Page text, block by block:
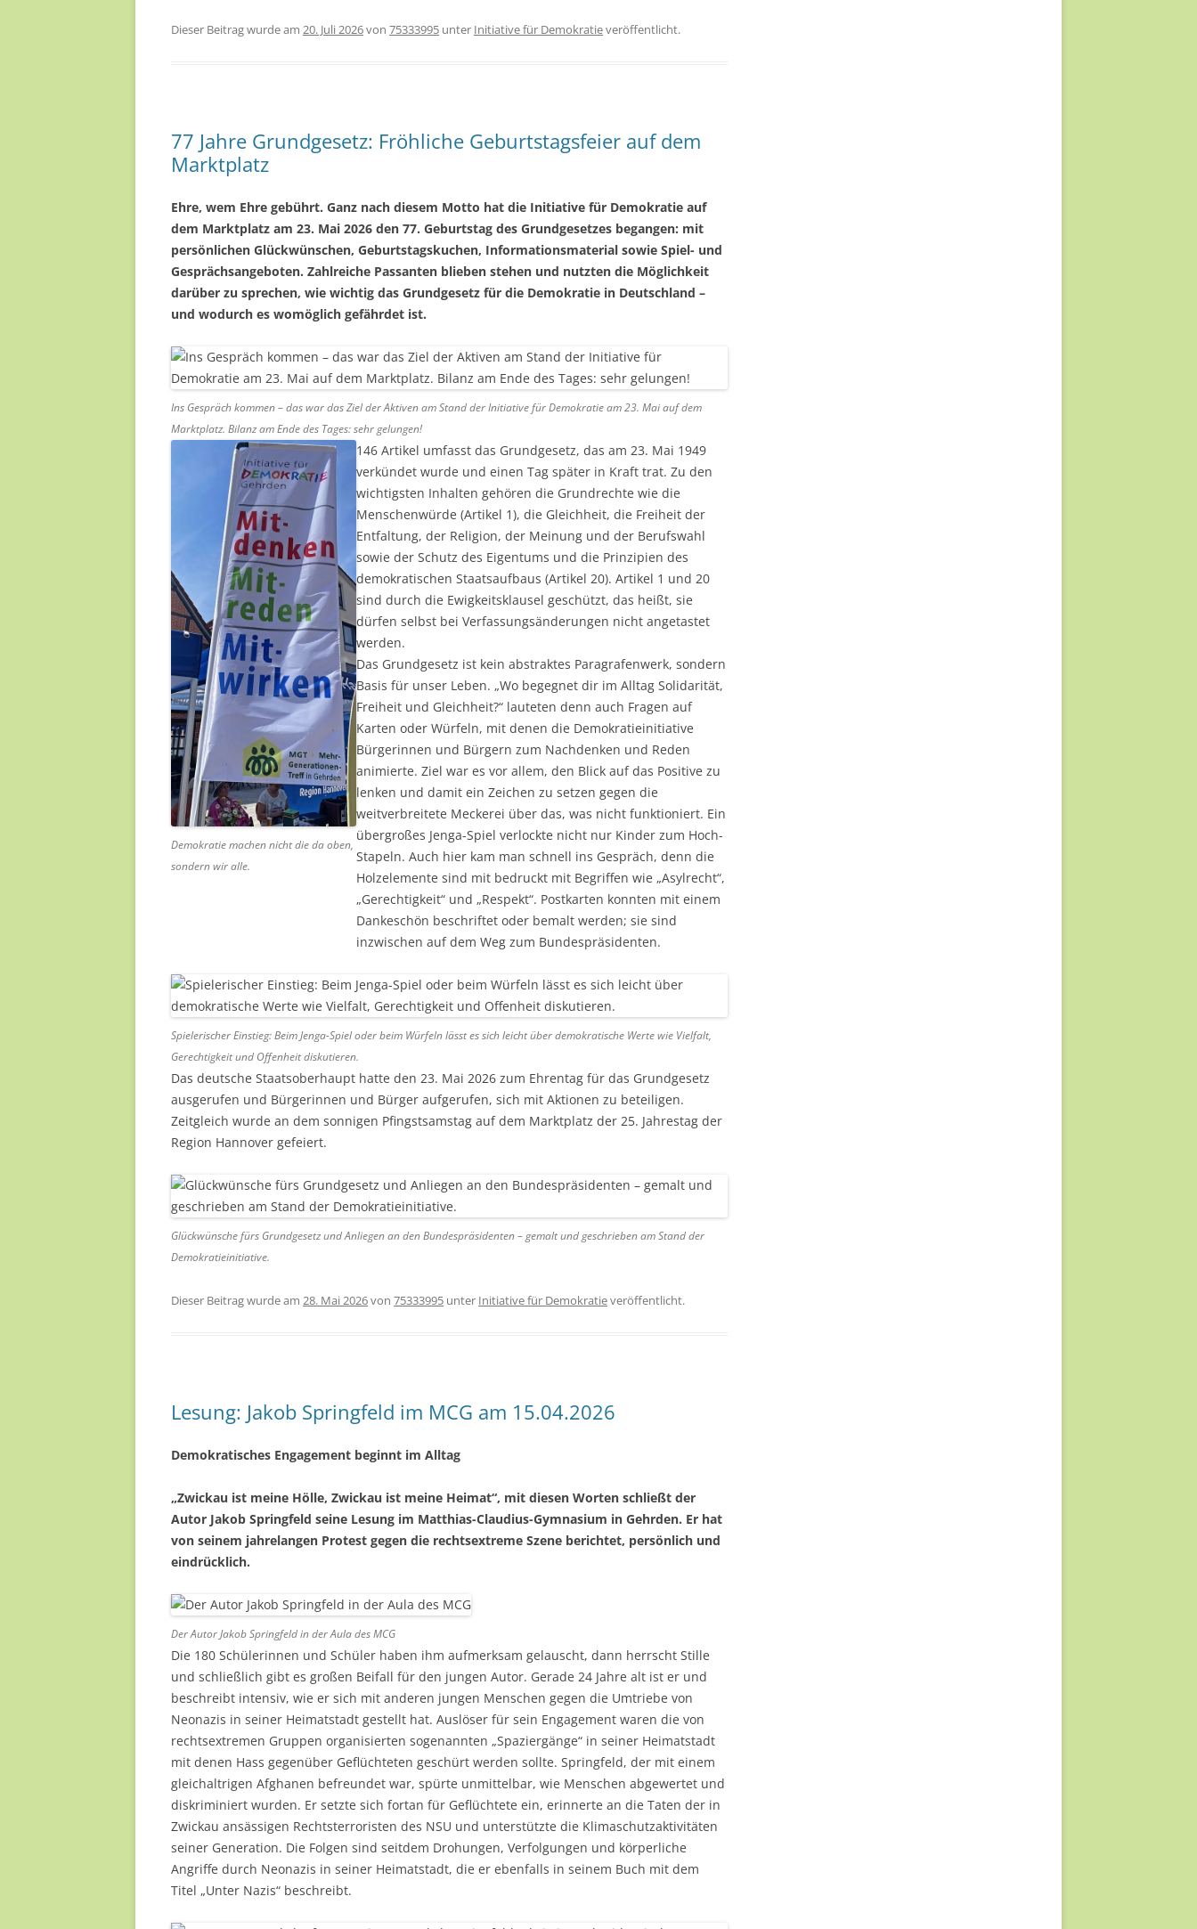
Dieser Beitrag wurde am 20. Juli 2026von 75333995 unter Initiative für Demokratieveröffentlicht.
77 Jahre Grundgesetz: Fröhliche Geburtstagsfeier auf dem
Marktplatz
Ehre, wem Ehre gebührt. Ganz nach diesem Motto hat die Initiative für Demokratie auf
dem Marktplatz am 23. Mai 2026 den 77. Geburtstag des Grundgesetzes begangen: mit
persönlichen Glückwünschen, Geburtstagskuchen, Informationsmaterial sowie Spiel- und
Gesprächsangeboten. Zahlreiche Passanten blieben stehen und nutzten die Möglichkeit
darüber zu sprechen, wie wichtig das Grundgesetz für die Demokratie in Deutschland –
und wodurch es womöglich gefährdet ist.
Ins Gespräch kommen – das war das Ziel der Aktiven am Stand der Initiative für Demokratie am 23. Mai auf dem
Marktplatz. Bilanz am Ende des Tages: sehr gelungen!
Demokratie machen nicht die da oben,
sondern wir alle.
146 Artikel umfasst das Grundgesetz, das am 23. Mai 1949
verkündet wurde und einen Tag später in Kraft trat. Zu den
wichtigsten Inhalten gehören die Grundrechte wie die
Menschenwürde (Artikel 1), die Gleichheit, die Freiheit der
Entfaltung, der Religion, der Meinung und der Berufswahl
sowie der Schutz des Eigentums und die Prinzipien des
demokratischen Staatsaufbaus (Artikel 20). Artikel 1 und 20
sind durch die Ewigkeitsklausel geschützt, das heißt, sie
dürfen selbst bei Verfassungsänderungen nicht angetastet
werden.
Das Grundgesetz ist kein abstraktes Paragrafenwerk, sondern
Basis für unser Leben. „Wo begegnet dir im Alltag Solidarität,
Freiheit und Gleichheit?“ lauteten denn auch Fragen auf
Karten oder Würfeln, mit denen die Demokratieinitiative
Bürgerinnen und Bürgern zum Nachdenken und Reden
animierte. Ziel war es vor allem, den Blick auf das Positive zu
lenken und damit ein Zeichen zu setzen gegen die
weitverbreitete Meckerei über das, was nicht funktioniert. Ein
übergroßes Jenga-Spiel verlockte nicht nur Kinder zum Hoch-
Stapeln. Auch hier kam man schnell ins Gespräch, denn die
Holzelemente sind mit bedruckt mit Begriffen wie „Asylrecht“,
„Gerechtigkeit“ und „Respekt“. Postkarten konnten mit einem
Dankeschön beschriftet oder bemalt werden; sie sind
inzwischen auf dem Weg zum Bundespräsidenten.
Spielerischer Einstieg: Beim Jenga-Spiel oder beim Würfeln lässt es sich leicht über demokratische Werte wie Vielfalt,
Gerechtigkeit und Offenheit diskutieren.
Das deutsche Staatsoberhaupt hatte den 23. Mai 2026 zum Ehrentag für das Grundgesetz
ausgerufen und Bürgerinnen und Bürger aufgerufen, sich mit Aktionen zu beteiligen.
Zeitgleich wurde an dem sonnigen Pfingstsamstag auf dem Marktplatz der 25. Jahrestag der
Region Hannover gefeiert.
Glückwünsche fürs Grundgesetz und Anliegen an den Bundespräsidenten – gemalt und geschrieben am Stand der
Demokratieinitiative.
Dieser Beitrag wurde am 28. Mai 2026von 75333995 unter Initiative für Demokratieveröffentlicht.
Lesung: Jakob Springfeld im MCG am 15.04.2026
Demokratisches Engagement beginnt im Alltag
„Zwickau ist meine Hölle, Zwickau ist meine Heimat“, mit diesen Worten schließt der
Autor Jakob Springfeld seine Lesung im Matthias-Claudius-Gymnasium in Gehrden. Er hat
von seinem jahrelangen Protest gegen die rechtsextreme Szene berichtet, persönlich und
eindrücklich.
Der Autor Jakob Springfeld in der Aula des MCG
Die 180 Schülerinnen und Schüler haben ihm aufmerksam gelauscht, dann herrscht Stille
und schließlich gibt es großen Beifall für den jungen Autor. Gerade 24 Jahre alt ist er und
beschreibt intensiv, wie er sich mit anderen jungen Menschen gegen die Umtriebe von
Neonazis in seiner Heimatstadt gestellt hat. Auslöser für sein Engagement waren die von
rechtsextremen Gruppen organisierten sogenannten „Spaziergänge“ in seiner Heimatstadt
mit denen Hass gegenüber Geflüchteten geschürt werden sollte. Springfeld, der mit einem
gleichaltrigen Afghanen befreundet war, spürte unmittelbar, wie Menschen abgewertet und
diskriminiert wurden. Er setzte sich fortan für Geflüchtete ein, erinnerte an die Taten der in
Zwickau ansässigen Rechtsterroristen des NSU und unterstützte die Klimaschutzaktivitäten
seiner Generation. Die Folgen sind seitdem Drohungen, Verfolgungen und körperliche
Angriffe durch Neonazis in seiner Heimatstadt, die er ebenfalls in seinem Buch mit dem
Titel „Unter Nazis“ beschreibt.